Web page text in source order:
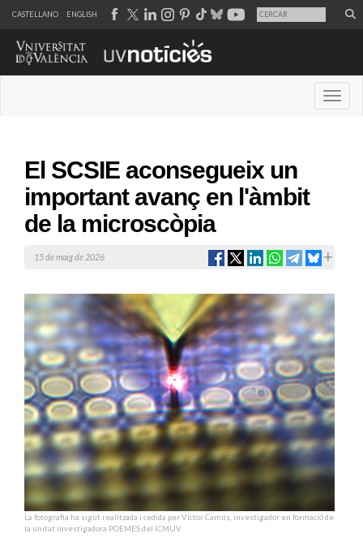
CASTELLANO ENGLISH
El SCSIE aconsegueix un
important avanç en l'àmbit
de la microscòpia
15 de maig de 2026
La fotografia ha sigut realitzada i cedida per Víctor Camús, investigador en formació de
la unitat investigadora POEMES del ICMUV.